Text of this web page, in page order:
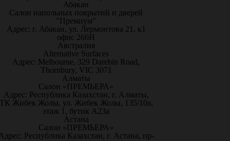
Абакан
Салон напольных покрытий и дверей
"Премиум"
Адрес: г. Абакан, ул. Лермонтова 21, к1
офис 266Н
Австралия
Alternative Surfaces
Адрес: Melbourne, 329 Darebin Road,
Thornbury, VIC 3071
Алматы
Салон «ПРЕМЬЕРА»
Адрес: Республика Казахстан, г. Алматы,
Жибек Жолы, ул. Жибек Жолы, 135/10а,
этаж 1, бутик А23а
Астана
Салон «ПРЕМЬЕРА»
Республика Казахстан, г. Астана, пр-